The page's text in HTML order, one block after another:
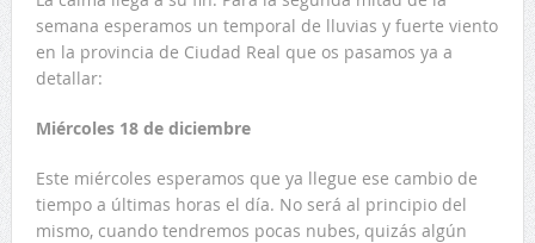
semana esperamos un temporal de lluvias y fuerte viento
en la provincia de Ciudad Real que os pasamos ya a
detallar:
Miércoles 18 de diciembre
Este miércoles esperamos que ya llegue ese cambio de
tiempo a últimas horas el día. No será al principio del
mismo, cuando tendremos pocas nubes, quizás algún